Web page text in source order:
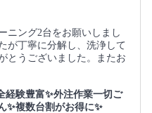
ニング2台をお願いしまし
が丁寧に分解し、洗浄して
とうございました。またお
経験豊富✨外注作業一切ご
✨複数台割がお得に✨